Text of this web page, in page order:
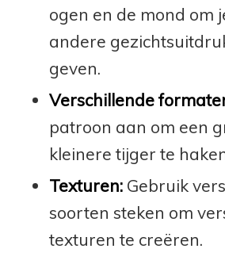
ogen en de mond om
andere
geven.
Verschillende
patroon aan om een
kleinere tijger te
Texturen:Gebruik
soorten steken om
texturen te creëren.